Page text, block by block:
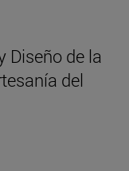
Diseño de la
del